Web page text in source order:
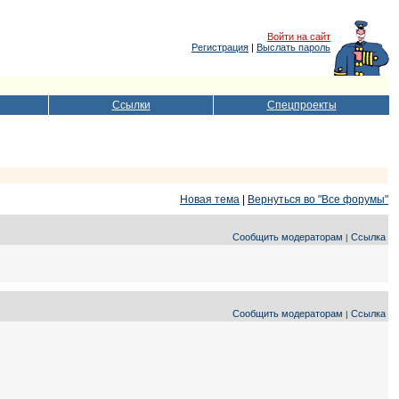
Войти на сайт
Регистрация | Выслать пароль
Ссылки Спецпроекты
Новая тема
Вернуться во "Все форумы"
Сообщить модераторам Ссылка
Сообщить модераторам Ссылка